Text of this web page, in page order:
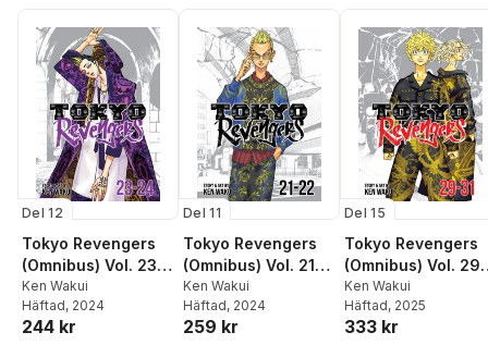
Del 12
Tokyo Revengers
(Omnibus) Vol. 23-
24
Ken Wakui
Häftad, 2024
244 kr
Del 11
Tokyo Revengers
(Omnibus) Vol. 21-
22
Ken Wakui
Häftad, 2024
259 kr
Del 15
Tokyo Revengers
(Omnibus) Vol. 29-
31
Ken Wakui
Häftad, 2025
333 kr